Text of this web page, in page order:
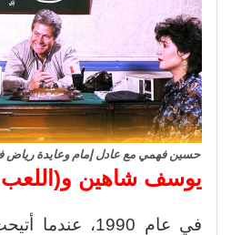
حسين فهمي مع عادل إمام وعايدة رياض
يوسف شاهين و(اللعب
في عام 1990،